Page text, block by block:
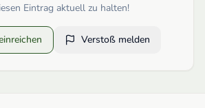
Eintrag aktuell zu halten!
Verstoß melden